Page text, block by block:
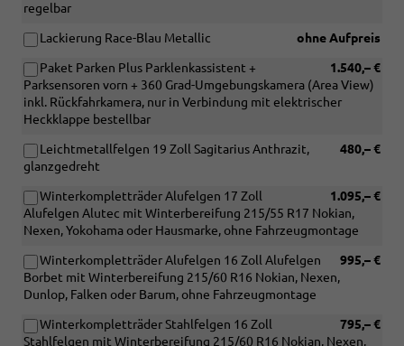
regelbar
ohne Aufpreis
Lackierung Race-Blau Metallic
1.540,– €
Paket Parken Plus Parklenkassistent +
Parksensoren vorn + 360 Grad-Umgebungskamera (Area View)
inkl. Rückfahrkamera, nur in Verbindung mit elektrischer
Heckklappe bestellbar
480,– €
Leichtmetallfelgen 19 Zoll Sagitarius Anthrazit,
glanzgedreht
1.095,– €
Winterkompletträder Alufelgen 17 Zoll
Alufelgen Alutec mit Winterbereifung 215/55 R17 Nokian,
Nexen, Yokohama oder Hausmarke, ohne Fahrzeugmontage
995,– €
Winterkompletträder Alufelgen 16 Zoll Alufelgen
Borbet mit Winterbereifung 215/60 R16 Nokian, Nexen,
Dunlop, Falken oder Barum, ohne Fahrzeugmontage
795,– €
Winterkompletträder Stahlfelgen 16 Zoll
Stahlfelgen mit Winterbereifung 215/60 R16 Nokian, Nexen,